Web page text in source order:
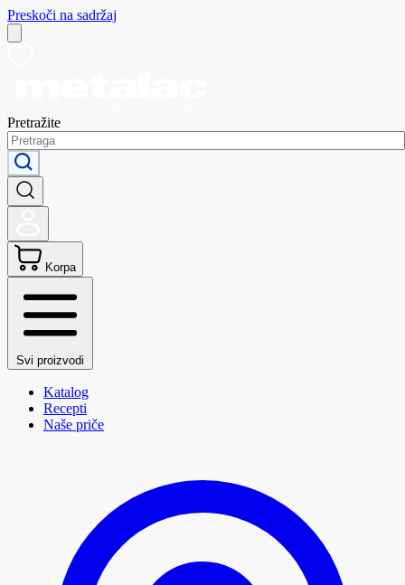
Preskoči na sadržaj
Pretražite
Korpa
Svi proizvodi
Katalog
Recepti
Naše priče